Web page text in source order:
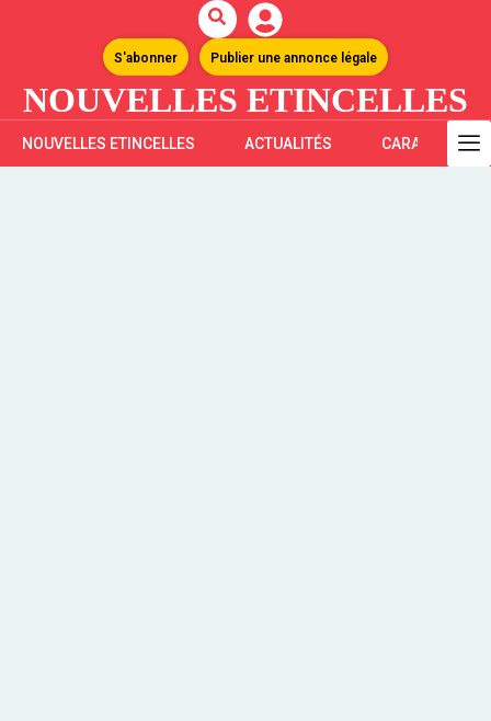
S'abonner Publier une annonce légale
NOUVELLES ETINCELLES
NOUVELLES ETINCELLES ACTUALITÉS CARAÏBES